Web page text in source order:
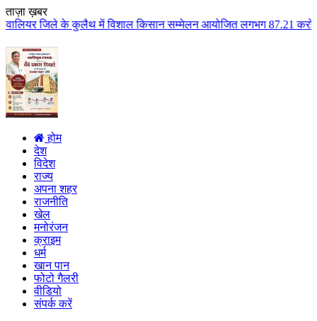
ताज़ा ख़बर
किसान सम्मेलन आयोजित लगभग 87.21 करोड़ लागत के 41 विकास
होम
देश
विदेश
राज्य
अपना शहर
राजनीति
खेल
मनोरंजन
क्राइम
धर्म
खान पान
फोटो गैलरी
वीडियो
संपर्क करें